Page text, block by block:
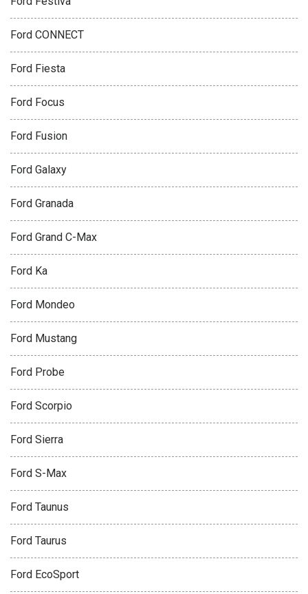
Ford CONNECT
Ford Fiesta
Ford Focus
Ford Fusion
Ford Galaxy
Ford Granada
Ford Grand C-Max
Ford Ka
Ford Mondeo
Ford Mustang
Ford Probe
Ford Scorpio
Ford Sierra
Ford S-Max
Ford Taunus
Ford Taurus
Ford EcoSport